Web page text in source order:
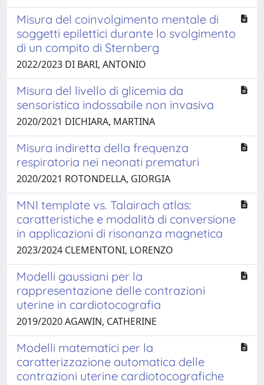
Misura del coinvolgimento mentale di
soggetti epilettici durante lo svolgimento
di un compito di Sternberg
2022/2023 DI BARI, ANTONIO
Misura del livello di glicemia da
sensoristica indossabile non invasiva
2020/2021 DICHIARA, MARTINA
Misura indiretta della frequenza
respiratoria nei neonati prematuri
2020/2021 ROTONDELLA, GIORGIA
MNI template vs. Talairach atlas:
caratteristiche e modalità di conversione
in applicazioni di risonanza magnetica
2023/2024 CLEMENTONI, LORENZO
Modelli gaussiani per la
rappresentazione delle contrazioni
uterine in cardiotocografia
2019/2020 AGAWIN, CATHERINE
Modelli matematici per la
caratterizzazione automatica delle
contrazioni uterine cardiotocografiche